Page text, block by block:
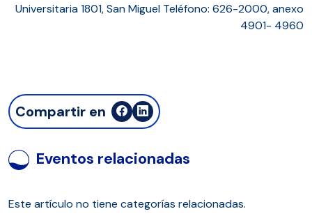
Universitaria 1801, San Miguel Teléfono: 626-2000, anexo
4901- 4960
Compartir en
Eventos relacionadas
Este artículo no tiene categorías relacionadas.